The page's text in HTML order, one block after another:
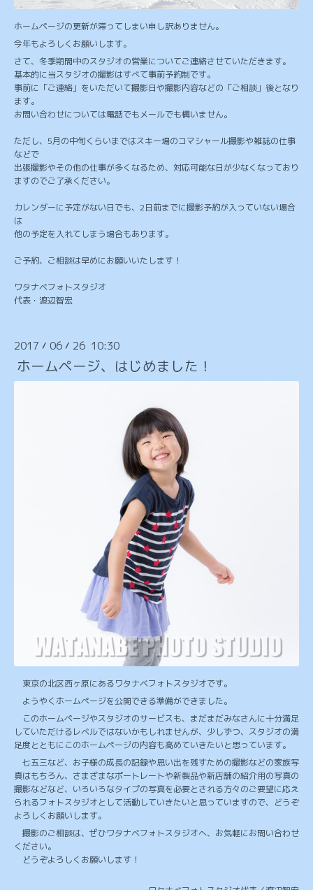
ホームページの更新が滞ってしまい申し訳ありません。
今年もよろしくお願いします。
さて、冬季期間中のスタジオの営業についてご連絡させていただきます。
基本的に当スタジオの撮影はすべて事前予約制です。
事前に「ご連絡」をいただいて撮影日や撮影内容などの「ご相談」後となり
ます。
お問い合わせについては電話でもメールでも構いません。
ただし、5月の中旬くらいまではスキー場のコマシャール撮影や雑誌の仕事
などで
出張撮影やその他の仕事が多くなるため、対応可能な日が少なくなっており
ますのでご了承ください。
カレンダーに予定がない日でも、2日前までに撮影予約が入っていない場合
は
他の予定を入れてしまう場合もあります。
ご予約、ご相談は早めにお願いいたします！
ワタナベフォトスタジオ
代表・渡辺智宏
2017 / 06 / 26 10:30
ホームページ、はじめました！
東京の北区西ヶ原にあるワタナベフォトスタジオです。
ようやくホームページを公開できる準備ができました。
このホームページやスタジオのサービスも、まだまだみなさんに十分満足
していただけるレベルではないかもしれませんが、少しずつ、スタジオの満
足度とともにこのホームページの内容も高めていきたいと思っています。
七五三など、お子様の成長の記録や思い出を残すための撮影などの家族写
真はもちろん、さまざまなポートレートや新製品や新店舗の紹介用の写真の
撮影などなど、いろいろなタイプの写真を必要とされる方々のご要望に応え
られるフォトスタジオとして活動していきたいと思っていますので、どうぞ
よろしくお願いします。
撮影のご相談は、ぜひワタナベフォトスタジオへ、お気軽にお問い合わせ
ください。
どうぞよろしくお願いします！